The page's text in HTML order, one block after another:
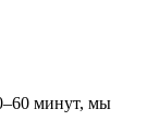
минут, мы